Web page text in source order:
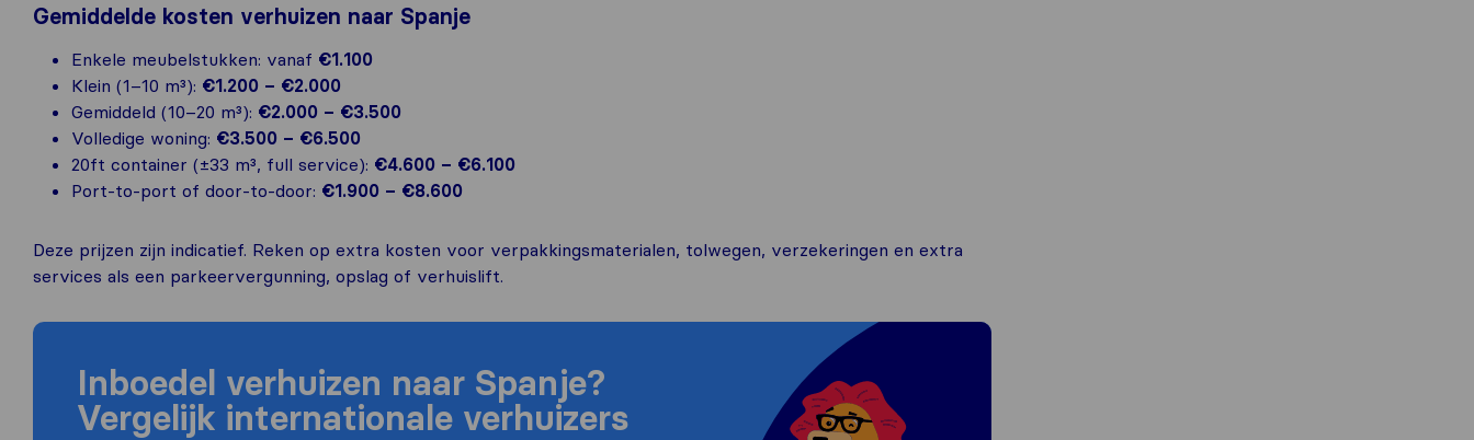
Gemiddelde kosten verhuizen naar Spanje
Enkele meubelstukken: vanaf €1.100
Klein (1–10 m³): €1.200 – €2.000
Gemiddeld (10–20 m³): €2.000 – €3.500
Volledige woning: €3.500 – €6.500
20ft container (±33 m³, full service): €4.600 – €6.100
Port-to-port of door-to-door: €1.900 – €8.600
Deze prijzen zijn indicatief. Reken op extra kosten voor verpakkingsmaterialen, tolwegen, verzekeringen en extra
services als een parkeervergunning, opslag of verhuislift.
Inboedel verhuizen naar Spanje?
Vergelijk internationale verhuizers